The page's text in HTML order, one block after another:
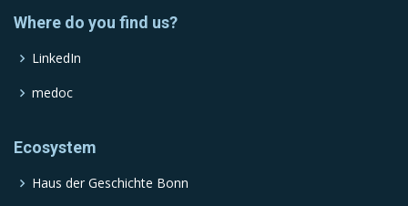
Where do you find us?
LinkedIn
medoc
Ecosystem
Haus der Geschichte Bonn